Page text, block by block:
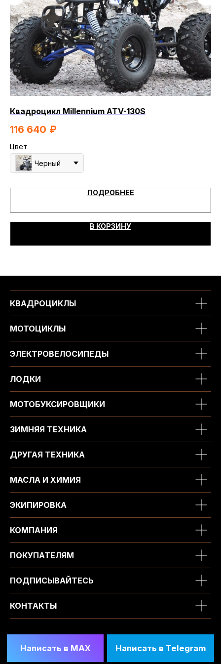
Квадроцикл Millennium ATV-130S
116 640 ₽
Цвет
Черный
ПОДРОБНЕЕ
В КОРЗИНУ
КВАДРОЦИКЛЫ
МОТОЦИКЛЫ
ЭЛЕКТРОВЕЛОСИПЕДЫ
ЛОДКИ
МОТОБУКСИРОВЩИКИ
ЗИМНЯЯ ТЕХНИКА
ДРУГАЯ ТЕХНИКА
МАСЛА И ХИМИЯ
ЭКИПИРОВКА
КОМПАНИЯ
ПОКУПАТЕЛЯМ
ПОДПИСЫВАЙТЕСЬ
КОНТАКТЫ